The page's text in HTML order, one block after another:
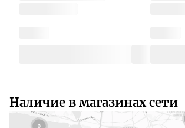
Наличие в магазинах сети